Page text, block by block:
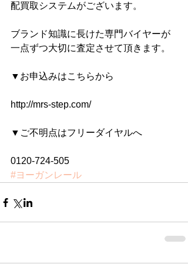
配買取システムがございます。
ブランド知識に長けた専門バイヤーが
一点ずつ大切に査定させて頂きます。
▼お申込みはこちらから
http://mrs-step.com/
▼ご不明点はフリーダイヤルへ
0120-724-505
#ヨーガンレール